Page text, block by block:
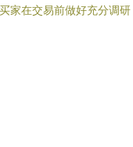
家在交易前做好充分调